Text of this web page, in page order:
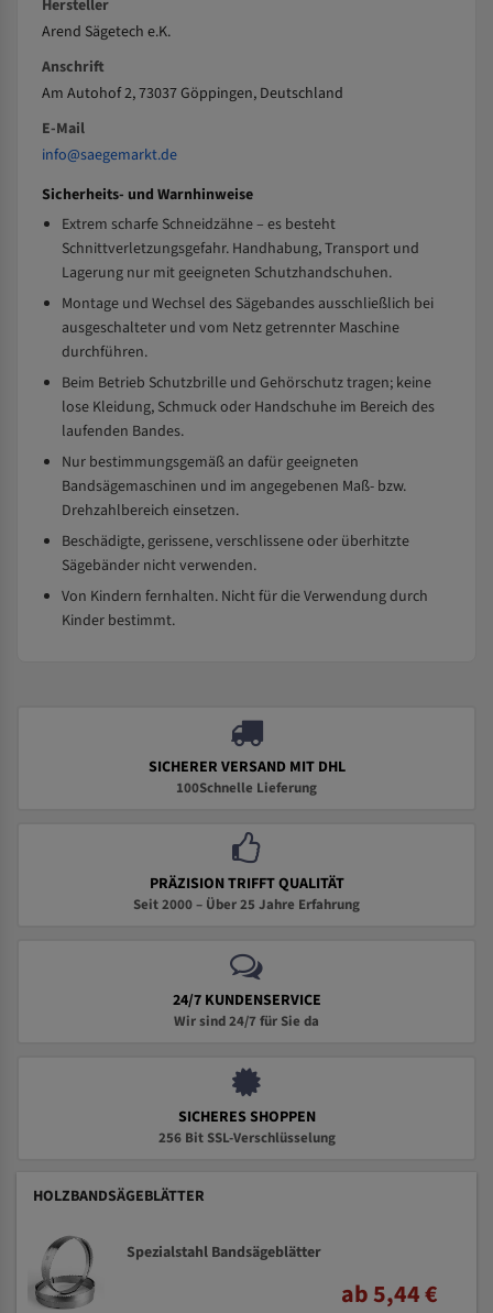
Hersteller
Arend Sägetech e.K.
Anschrift
Am Autohof 2, 73037 Göppingen, Deutschland
E-Mail
info@saegemarkt.de
Sicherheits- und Warnhinweise
Extrem scharfe Schneidzähne – es besteht
Schnittverletzungsgefahr. Handhabung, Transport und
Lagerung nur mit geeigneten Schutzhandschuhen.
Montage und Wechsel des Sägebandes ausschließlich bei
ausgeschalteter und vom Netz getrennter Maschine
durchführen.
Beim Betrieb Schutzbrille und Gehörschutz tragen; keine
lose Kleidung, Schmuck oder Handschuhe im Bereich des
laufenden Bandes.
Nur bestimmungsgemäß an dafür geeigneten
Bandsägemaschinen und im angegebenen Maß- bzw.
Drehzahlbereich einsetzen.
Beschädigte, gerissene, verschlissene oder überhitzte
Sägebänder nicht verwenden.
Von Kindern fernhalten. Nicht für die Verwendung durch
Kinder bestimmt.
SICHERER VERSAND MIT DHL
100Schnelle Lieferung
PRÄZISION TRIFFT QUALITÄT
Seit 2000 – Über 25 Jahre Erfahrung
24/7 KUNDENSERVICE
Wir sind 24/7 für Sie da
SICHERES SHOPPEN
256 Bit SSL-Verschlüsselung
HOLZBANDSÄGEBLÄTTER
Spezialstahl Bandsägeblätter
ab 5,44 €